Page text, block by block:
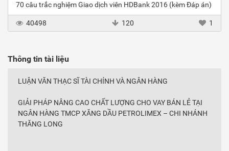
70 câu trắc nghiệm Giao dịch viên HDBank 2016 (kèm Đáp án)
40498 120 1
Thông tin tài liệu
LUẬN VĂN THẠC SĨ TÀI CHÍNH VÀ NGÂN HÀNG
GIẢI PHÁP NÂNG CAO CHẤT LƯỢNG CHO VAY BÁN LẺ TẠI
NGÂN HÀNG TMCP XĂNG DẦU PETROLIMEX – CHI NHÁNH
THĂNG LONG